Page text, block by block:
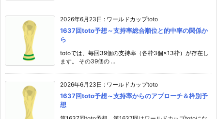
2026年6月23日 : ワールドカップtoto
1637回toto予想～支持率総合順位と的中率の関係か
ら
totoでは、毎回39個の支持率（各枠3個×13枠）が存在し
ます。 その39個の ...
2026年6月23日 : ワールドカップtoto
1637回toto予想～支持率からのアプローチ＆枠別予
想